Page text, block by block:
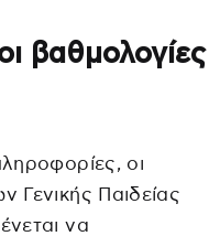
βαθμολογίες
οι
Γενικής Παιδείας
να